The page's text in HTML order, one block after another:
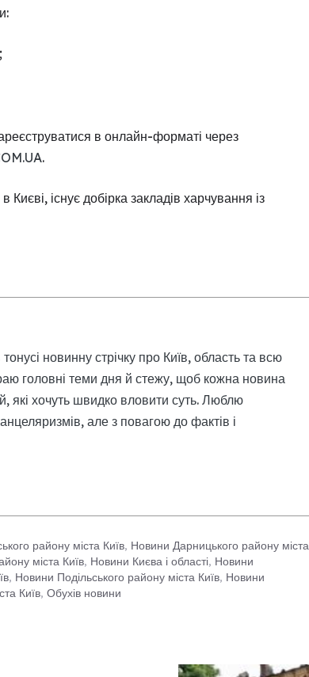
в онлайн-форматі через
.
існує добірка закладів харчування із
новинну стрічку про Київ, область та всю
головні теми дня й стежу, щоб кожна новина
хочуть швидко вловити суть. Люблю
але з повагою до фактів і
району міста Київ, Новини Дарницького району міста
міста Київ, Новини Києва і області, Новини
, Новини Подільського району міста Київ, Новини
Київ, Обухів новини